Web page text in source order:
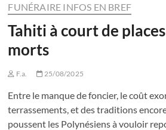
FUNÉRAIRE INFOS EN BREF
Tahiti à court de
morts
F.a. 25/08/2025
Entre le manque de foncier, le coût
terrassements, et des traditions
poussent les Polynésiens à vouloir